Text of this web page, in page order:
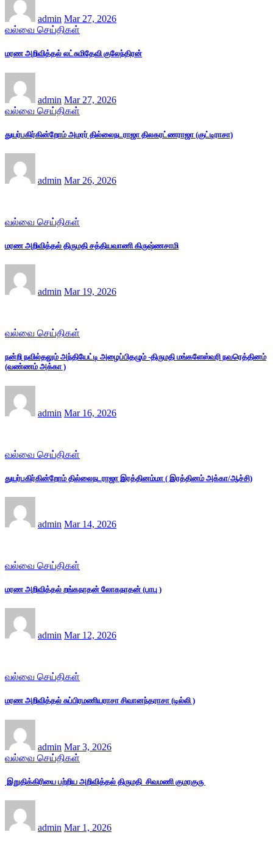
admin Mar 27, 2026
வல்வை செய்திகள்
மரண அறிவித்தல் லட்சுமிதேவி குலேந்திரன்
admin Mar 27, 2026
வல்வை செய்திகள்
துயர்பகிர்கின்றோம் அமரர் தில்லைநடராஜா திலகரட்ணராஜா (குட்டிராசா)
admin Mar 26, 2026
வல்வை செய்திகள்
மரண அறிவித்தல் திருமதி சத்தியவாணி கிருஷ்ணசாமி
admin Mar 19, 2026
வல்வை செய்திகள்
நன்றி நவில்தலும் அந்தியேட்டி அழைப்பிதழும் -திருமதி மங்களேஸ்வரி நவரெத்தினம்
(வண்ணம் அக்கா )
admin Mar 16, 2026
வல்வை செய்திகள்
துயர்பகிர்கின்றோம் தில்லைநடராஜா இரத்தினம்மா ( இரத்தினம் அக்கா/ஆச்சி)
admin Mar 14, 2026
வல்வை செய்திகள்
மரண அறிவித்தல் றங்கநாதன் லோகநாதன் (பாபு )
admin Mar 12, 2026
வல்வை செய்திகள்
மரண அறிவித்தல் சுப்பிரமணியராசா சிவானந்தராசா (டில்லி )
admin Mar 3, 2026
வல்வை செய்திகள்
இறுதிக்கிரியை பற்றிய அறிவித்தல் திருமதி சிவமணி குமரகுரு
admin Mar 1, 2026